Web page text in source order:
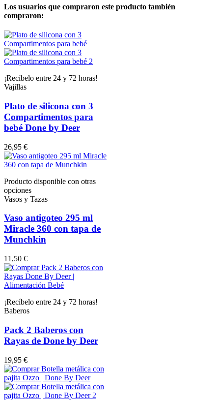
Los usuarios que compraron este producto también
compraron:
¡Recíbelo entre 24 y 72 horas!
Vajillas
Plato de silicona con 3
Compartimentos para
bebé Done by Deer
26,95 €
Producto disponible con otras
opciones
Vasos y Tazas
Vaso antigoteo 295 ml
Miracle 360 con tapa de
Munchkin
11,50 €
¡Recíbelo entre 24 y 72 horas!
Baberos
Pack 2 Baberos con
Rayas de Done by Deer
19,95 €